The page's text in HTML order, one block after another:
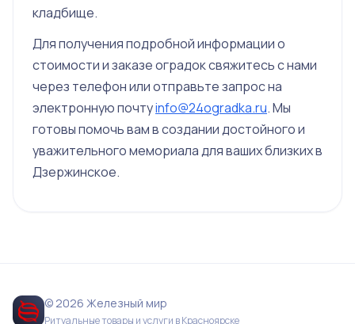
кладбище.
Для получения подробной информации о
стоимости и заказе оградок свяжитесь с нами
через телефон или отправьте запрос на
электронную почтуinfo@24ogradka.ru. Мы
готовы помочь вам в создании достойного и
уважительного мемориала для ваших близких в
Дзержинское.
© 2026 Железный мир
Ритуальные товары и услуги в Красноярске